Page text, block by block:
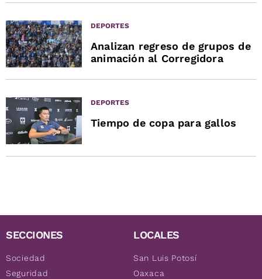
DEPORTES
Analizan regreso de grupos de
animación al Corregidora
DEPORTES
Tiempo de copa para gallos
SECCIONES
Sociedad
Seguridad
LOCALES
San Luis Potosí
Oaxaca